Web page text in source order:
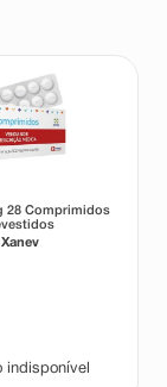
28 Comprimidos
Xanev
indisponível